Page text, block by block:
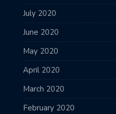
July 2020
June 2020
May 2020
April 2020
March 2020
February 2020